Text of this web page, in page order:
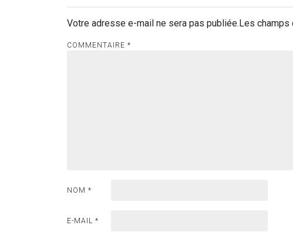
Votre adresse e-mail ne sera pas publiée.Les
COMMENTAIRE *
NOM *
E-MAIL *